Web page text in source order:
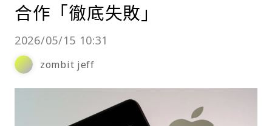
合作「徹底失敗」
2026/05/15 10:31
zombit jeff